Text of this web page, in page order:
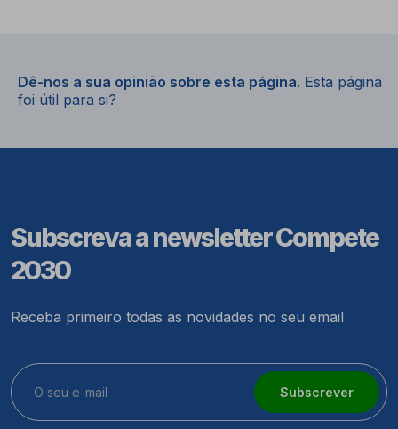
Dê-nos a sua opinião sobre esta página. Esta página
foi útil para si?
Subscreva a newsletter Compete
2030
Receba primeiro todas as novidades no seu email
Subscrever